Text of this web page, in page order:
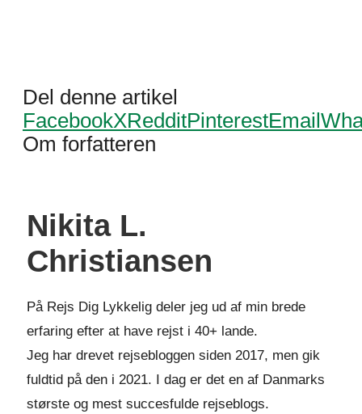
Del denne artikel
FacebookXRedditPinterestEmail
Om forfatteren
Nikita L.
Christiansen
På Rejs Dig Lykkelig deler jeg ud af min brede
erfaring efter at have rejst i 40+ lande.
Jeg har drevet rejsebloggen siden 2017, men gik
fuldtid på den i 2021. I dag er det en af Danmarks
største og mest succesfulde rejseblogs.